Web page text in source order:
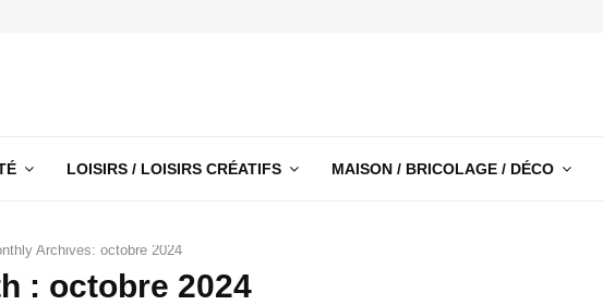
LOISIRS / LOISIRS CRÉATIFS MAISON / BRICOLAGE / DÉCO
Archives: octobre 2024
: octobre 2024